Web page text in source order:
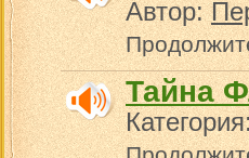
Автор:
Тайна